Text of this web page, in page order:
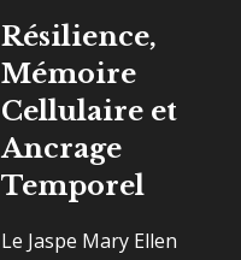
Résilience,
Mémoire
Cellulaire et
Ancrage
Temporel
Le Jaspe Mary Ellen